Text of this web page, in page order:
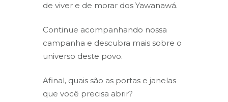
de viver e de morar dos Yawanawá.
Continue acompanhando nossa
campanha e descubra mais sobre o
universo deste povo.
Afinal, quais são as portas e janelas
que você precisa abrir?